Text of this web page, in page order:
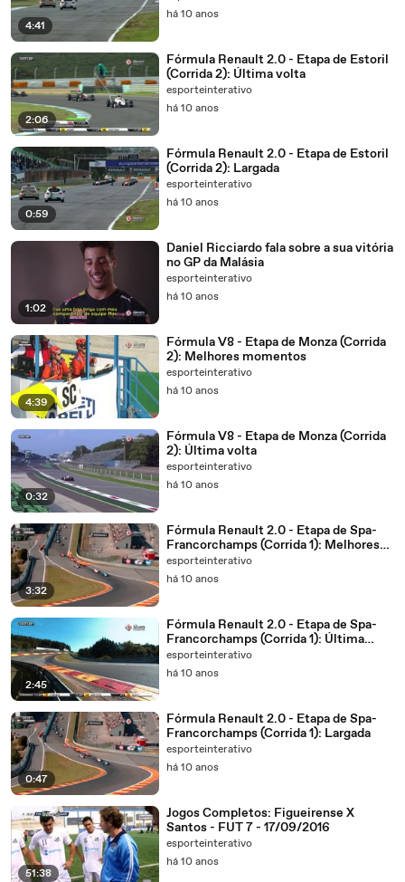
4:41
há 10 anos
2:06
Fórmula Renault 2.0 - Etapa de Estoril
(Corrida 2): Última volta
esporteinterativo
há 10 anos
0:59
Fórmula Renault 2.0 - Etapa de Estoril
(Corrida 2): Largada
esporteinterativo
há 10 anos
1:02
Daniel Ricciardo fala sobre a sua vitória
no GP da Malásia
esporteinterativo
há 10 anos
4:39
Fórmula V8 - Etapa de Monza (Corrida
2): Melhores momentos
esporteinterativo
há 10 anos
0:32
Fórmula V8 - Etapa de Monza (Corrida
2): Última volta
esporteinterativo
há 10 anos
3:32
Fórmula Renault 2.0 - Etapa de Spa-
Francorchamps (Corrida 1): Melhores
momentos
esporteinterativo
há 10 anos
2:45
Fórmula Renault 2.0 - Etapa de Spa-
Francorchamps (Corrida 1): Última
volta
esporteinterativo
há 10 anos
0:47
Fórmula Renault 2.0 - Etapa de Spa-
Francorchamps (Corrida 1): Largada
esporteinterativo
há 10 anos
51:38
Jogos Completos: Figueirense X
Santos - FUT 7 - 17/09/2016
esporteinterativo
há 10 anos